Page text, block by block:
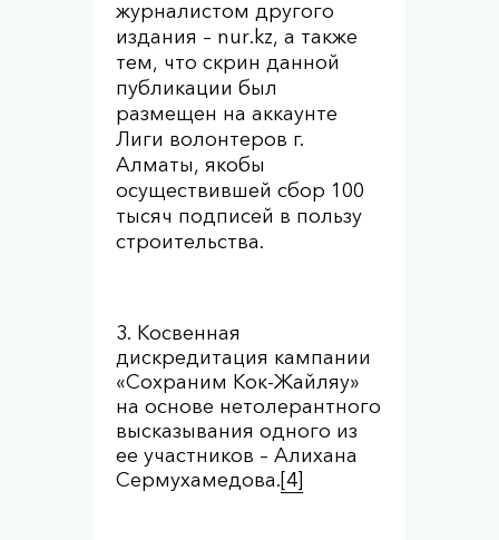
журналистом другого
издания – nur.kz, а также
тем, что скрин данной
публикации был
размещен на аккаунте
Лиги волонтеров г.
Алматы, якобы
осуществившей сбор 100
тысяч подписей в пользу
строительства.
Косвенная
дискредитация кампании
«Сохраним Кок-Жайляу»
на основе нетолерантного
высказывания одного из
ее участников – Алихана
Сермухамедова.[4]